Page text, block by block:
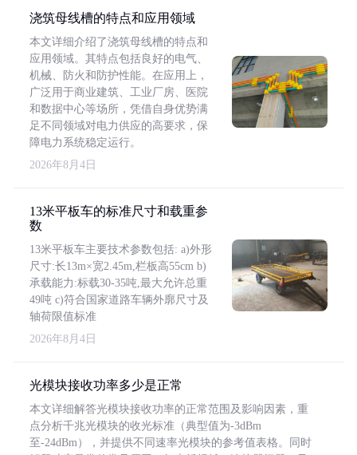
浇筑母线槽的特点和应用领域
本文详细介绍了浇筑母线槽的特点和
应用领域。其特点包括良好的电气、
机械、防火和防护性能。在应用上，
广泛用于商业建筑、工业厂房、医院
和数据中心等场所，凭借自身优势满
足不同领域对电力供应的高要求，保
障电力系统稳定运行。
2026年8月4日
13米平板车的标准尺寸和载重参
数
13米平板车主要技术参数包括: a)外形
尺寸:长13m×宽2.45m,栏板高55cm b)
承载能力:标载30-35吨,最大允许总重
49吨 c)符合国家道路车辆外廓尺寸及
轴荷限值标准
2026年8月4日
光模块接收功率多少是正常
本文详细解答光模块接收功率的正常范围及影响因素，重
点分析千兆光模块的收光标准（典型值为-3dBm
至-24dBm），并提供不同速率光模块的参考值表格。同时